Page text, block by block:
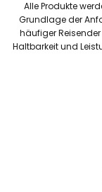
Alle Produkte
Grundlage der
häufiger
Haltbarkeit und